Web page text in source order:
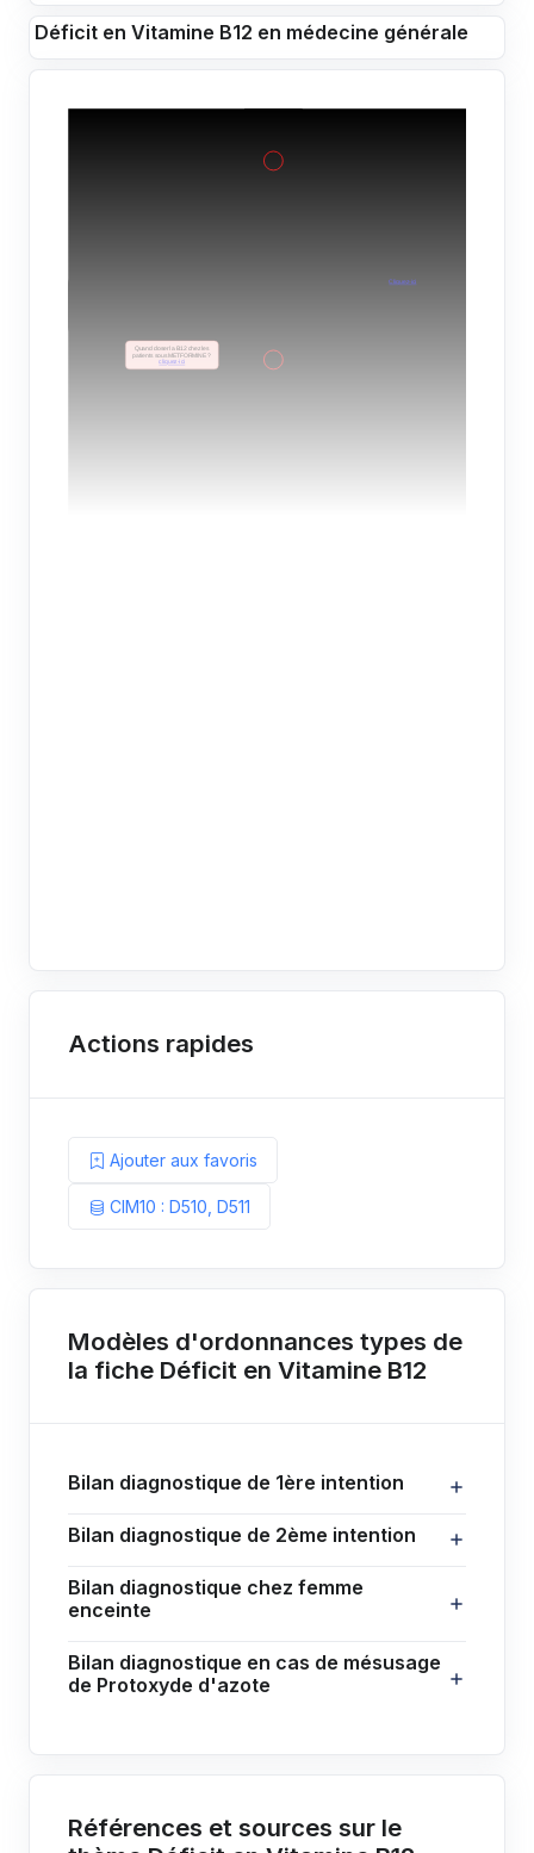
Déficit en Vitamine B12 en médecine générale
Actions rapides
Ajouter aux favoris
CIM10 : D510, D511
Modèles d'ordonnances types de
la fiche Déficit en Vitamine B12
Bilan diagnostique de 1ère intention
Bilan diagnostique de 2ème intention
Bilan diagnostique chez femme
enceinte
Bilan diagnostique en cas de mésusage
de Protoxyde d'azote
Références et sources sur le